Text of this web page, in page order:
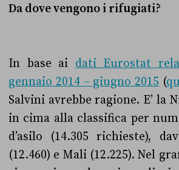
Da dove vengono i rifugiati?
In base ai dati Eurostat
gennaio 2014 – giugno 2015 (
Salvini avrebbe ragione. E’ la
in cima alla classifica per
d’asilo (14.305 richieste),
(12.460) e Mali (12.225). Nel